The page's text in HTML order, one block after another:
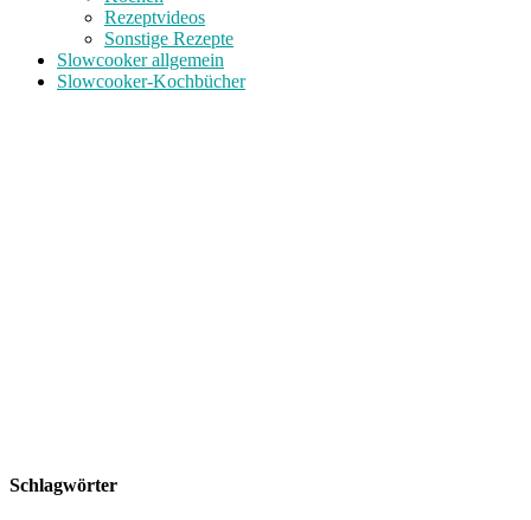
Rezeptvideos
Sonstige Rezepte
Slowcooker allgemein
Slowcooker-Kochbücher
Schlagwörter